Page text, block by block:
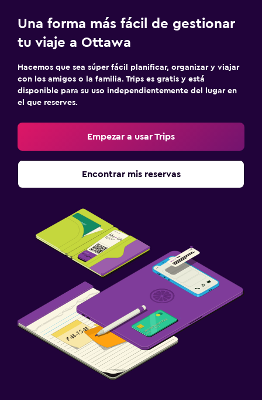
Una forma más fácil de gestionar
tu viaje a Ottawa
Hacemos que sea súper fácil planificar, organizar y viajar
con los amigos o la familia. Trips es gratis y está
disponible para su uso independientemente del lugar en
el que reserves.
Empezar a usar Trips
Encontrar mis reservas